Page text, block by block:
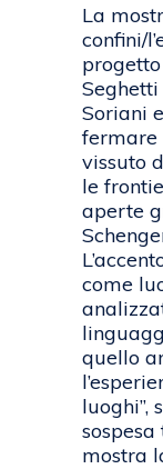
La
confini/
Soriani
fermare
vissuto
le
aperte
come
quello
luoghi”,
mostra